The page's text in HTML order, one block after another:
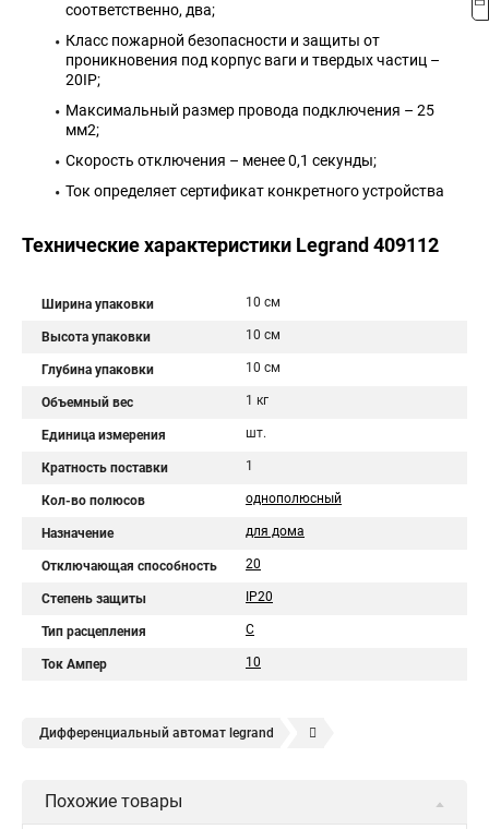
соответственно, два;
Класс пожарной безопасности и защиты от
проникновения под корпус ваги и твердых частиц –
20IP;
Максимальный размер провода подключения – 25
мм2;
Скорость отключения – менее 0,1 секунды;
Ток определяет сертификат конкретного устройства
Технические характеристики Legrand 409112
Ширина упаковки 10 см
Высота упаковки 10 см
Глубина упаковки 10 см
Объемный вес 1 кг
Единица измерения шт.
Кратность поставки 1
Кол-во полюсов однополюсный
Назначение для дома
Отключающая способность 20
Степень защиты IP20
Тип расцепления C
Ток Ампер 10
Дифференциальный автомат legrand
Похожие товары